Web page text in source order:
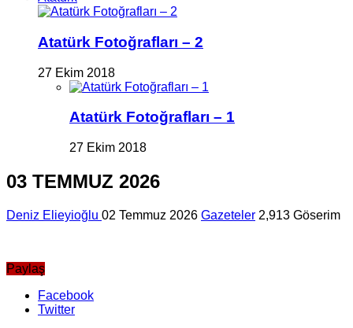
Atatürk Fotoğrafları – 2
27 Ekim 2018
Atatürk Fotoğrafları – 1
27 Ekim 2018
03 TEMMUZ 2026
Deniz Elieyioğlu 02 Temmuz 2026 Gazeteler 2,913 Göserim
Paylaş
Facebook
Twitter